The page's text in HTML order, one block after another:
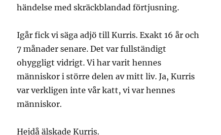
händelse med skräckblandad förtjusning.
Igår fick vi säga adjö till Kurris. Exakt 16 år och
7 månader senare. Det var fullständigt
ohyggligt vidrigt. Vi har varit hennes
människor i större delen av mitt liv. Ja, Kurris
var verkligen inte vår katt, vi var hennes
människor.
Hejdå älskade Kurris.